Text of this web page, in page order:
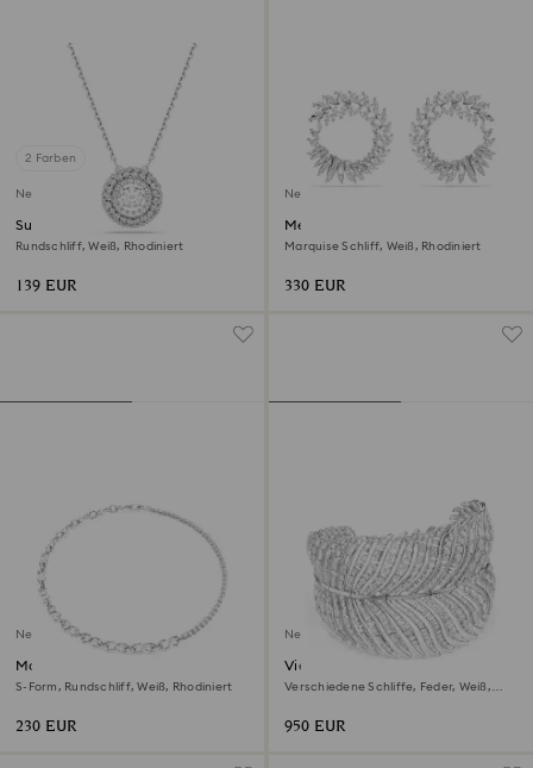
2 Farben
Neu
Sublima Anhänger
Rundschliff, Weiß, Rhodiniert
139 EUR
Neu
Mesmera Kreolen
Marquise Schliff, Weiß, Rhodiniert
330 EUR
Neu
Matrix Halskette
S-Form, Rundschliff, Weiß, Rhodiniert
230 EUR
Neu
Vienna Halsband
Verschiedene Schliffe, Feder, Weiß,
950 EUR